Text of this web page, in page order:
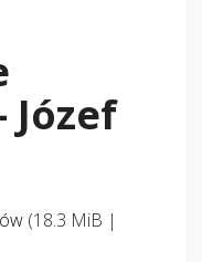
Józef
(18.3 MiB |